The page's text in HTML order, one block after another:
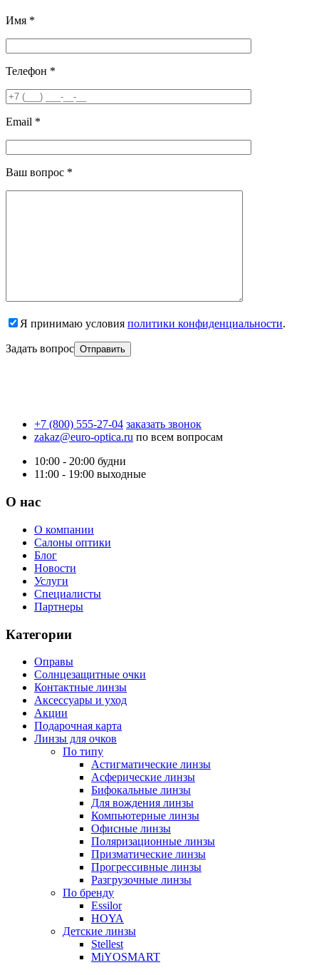
Имя *
Телефон *
Email *
Ваш вопрос *
Я принимаю условия политики конфиденциальности.
Задать вопрос
+7 (800) 555-27-04 заказать звонок
zakaz@euro-optica.ru по всем вопросам
10:00 - 20:00 будни
11:00 - 19:00 выходные
О нас
О компании
Салоны оптики
Блог
Новости
Услуги
Специалисты
Партнеры
Категории
Оправы
Солнцезащитные очки
Контактные линзы
Аксессуары и уход
Акции
Подарочная карта
Линзы для очков
По типу
Астигматические линзы
Асферические линзы
Бифокальные линзы
Для вождения линзы
Компьютерные линзы
Офисные линзы
Поляризационные линзы
Призматические линзы
Прогрессивные линзы
Разгрузочные линзы
По бренду
Essilor
HOYA
Детские линзы
Stellest
MiYOSMART